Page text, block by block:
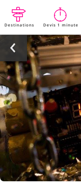
Destinations Devis 1 minute